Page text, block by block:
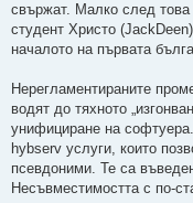
е
н
и
е
свържат. Малко след
студент Христо
началото на първата
Нерегламентираните
водят до тяхното
унифициране на
hybserv услуги, които
псевдоними. Те са
Несъвместимостта с по-